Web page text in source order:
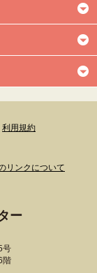
利用規約
リンクについて
ー
号
階